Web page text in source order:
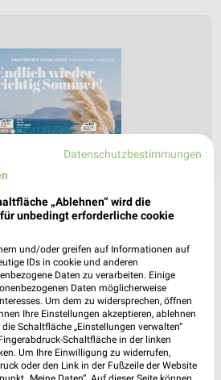
München ab Mo. den
Datenschutzbestimmungen
„Ablehnen“ wird die
unbedingt erforderliche cookie
und/oder greifen auf Informationen auf
IDs in cookie und anderen
Daten zu verarbeiten. Einige
Daten möglicherweise
Um dem zu widersprechen, öffnen
Ihre Einstellungen akzeptieren, ablehnen
Schaltfläche „Einstellungen verwalten“
Schaltfläche in der linken
Um Ihre Einwilligung zu widerrufen,
oder den Link in der Fußzeile der Website